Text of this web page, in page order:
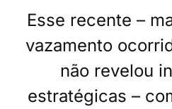
Esse recente –
vazamento
não revelou
estratégicas –